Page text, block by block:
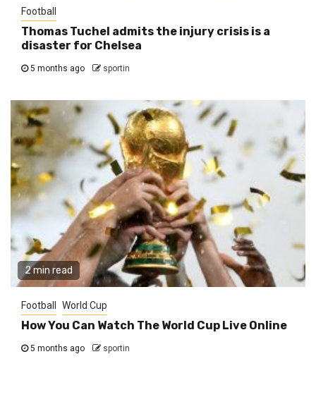
Football
Thomas Tuchel admits the injury crisis is a
disaster for Chelsea
5 months ago sportin
2 min read
Football World Cup
How You Can Watch The World Cup Live Online
5 months ago sportin